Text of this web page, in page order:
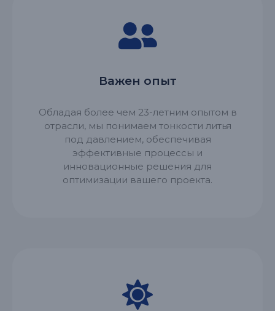
Важен опыт
Обладая более чем 23-летним опытом в
отрасли, мы понимаем тонкости литья
под давлением, обеспечивая
эффективные процессы и
инновационные решения для
оптимизации вашего проекта.